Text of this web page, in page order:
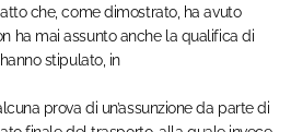
che, come dimostrato, ha avuto
ha mai assunto anche la qualifica di
stipulato, in
prova di un’assunzione da parte di